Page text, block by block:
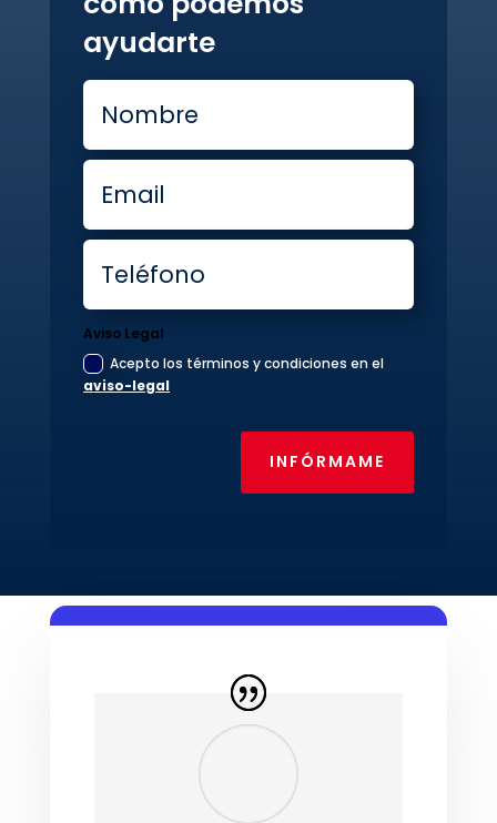
ayudarte
Aviso Legal
Acepto los términos y condiciones en el
aviso-legal
INFÓRMAME